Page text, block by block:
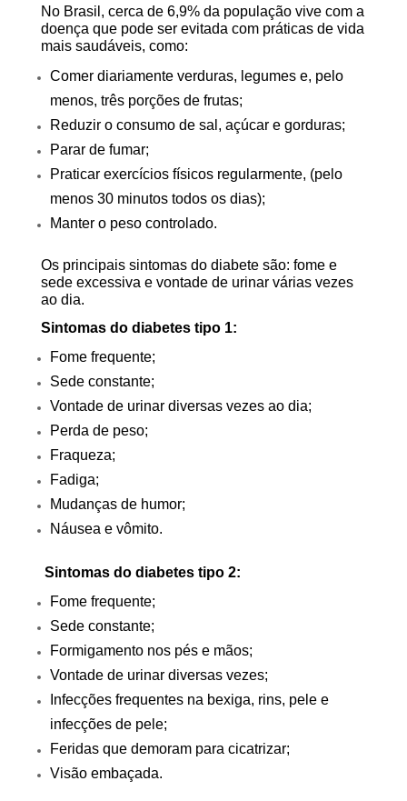
No Brasil, cerca de 6,9% da população vive com a
doença que pode ser evitada com práticas de vida
mais saudáveis, como:
Comer diariamente verduras, legumes e, pelo
menos, três porções de frutas;
Reduzir o consumo de sal, açúcar e gorduras;
Parar de fumar;
Praticar exercícios físicos regularmente, (pelo
menos 30 minutos todos os dias);
Manter o peso controlado.
Os principais sintomas do diabete são: fome e
sede excessiva e vontade de urinar várias vezes
ao dia.
Sintomas do diabetes tipo 1:
Fome frequente;
Sede constante;
Vontade de urinar diversas vezes ao dia;
Perda de peso;
Fraqueza;
Fadiga;
Mudanças de humor;
Náusea e vômito.
Sintomas do diabetes tipo 2:
Fome frequente;
Sede constante;
Formigamento nos pés e mãos;
Vontade de urinar diversas vezes;
Infecções frequentes na bexiga, rins, pele e
infecções de pele;
Feridas que demoram para cicatrizar;
Visão embaçada.